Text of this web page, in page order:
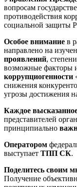
вопросам
противодействия
социальной защиты
Особое внимание в
направлено на
проявлений,
возможные факторы
коррупциогенности
снижения
угрозы достижения
Каждое
представителей
принципиально
Оператором
выступает ТПП СК.
Поделитесь своим
Получение